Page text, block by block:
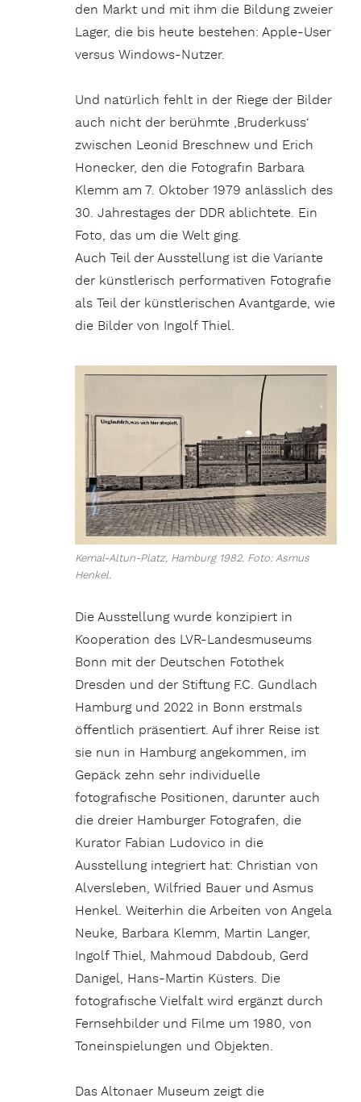
den Markt und mit ihm die Bildung zweier
Lager, die bis heute bestehen: Apple-User
versus Windows-Nutzer.
Und natürlich fehlt in der Riege der Bilder
auch nicht der berühmte ‚Bruderkuss‘
zwischen Leonid Breschnew und Erich
Honecker, den die Fotografin Barbara
Klemm am 7. Oktober 1979 anlässlich des
30. Jahrestages der DDR ablichtete. Ein
Foto, das um die Welt ging.
Auch Teil der Ausstellung ist die Variante
der künstlerisch performativen Fotografie
als Teil der künstlerischen Avantgarde, wie
die Bilder von Ingolf Thiel.
Kemal-Altun-Platz, Hamburg 1982. Foto: Asmus
Henkel.
Die Ausstellung wurde konzipiert in
Kooperation des LVR-Landesmuseums
Bonn mit der Deutschen Fotothek
Dresden und der Stiftung F.C. Gundlach
Hamburg und 2022 in Bonn erstmals
öffentlich präsentiert. Auf ihrer Reise ist
sie nun in Hamburg angekommen, im
Gepäck zehn sehr individuelle
fotografische Positionen, darunter auch
die dreier Hamburger Fotografen, die
Kurator Fabian Ludovico in die
Ausstellung integriert hat: Christian von
Alversleben, Wilfried Bauer und Asmus
Henkel. Weiterhin die Arbeiten von Angela
Neuke, Barbara Klemm, Martin Langer,
Ingolf Thiel, Mahmoud Dabdoub, Gerd
Danigel, Hans-Martin Küsters. Die
fotografische Vielfalt wird ergänzt durch
Fernsehbilder und Filme um 1980, von
Toneinspielungen und Objekten.
Das Altonaer Museum zeigt die